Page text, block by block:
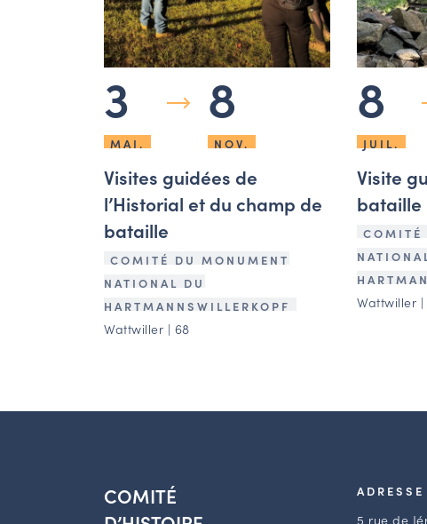
3
MAI.
8
NOV.
Visites guidées de
l’Historial et du champ de
bataille
COMITÉ DU MONUMENT
NATIONAL DU
HARTMANNSWILLERKOPF
Wattwiller | 68
8
JUIL.
Visite
bataille
COMITÉ
Wattwiller |
COMITÉ
5 rue de